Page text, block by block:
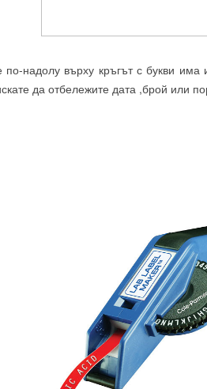
по-надолу върху кръгът с букви
да отбележите дата ,брой или